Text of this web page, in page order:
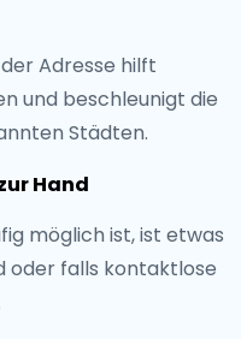
Adresse hilft
und beschleunigt die
Städten.
Hand
möglich ist, ist etwas
oder falls kontaktlose